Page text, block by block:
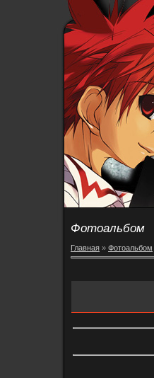
Фотоальбом
Главная » Фотоальбом